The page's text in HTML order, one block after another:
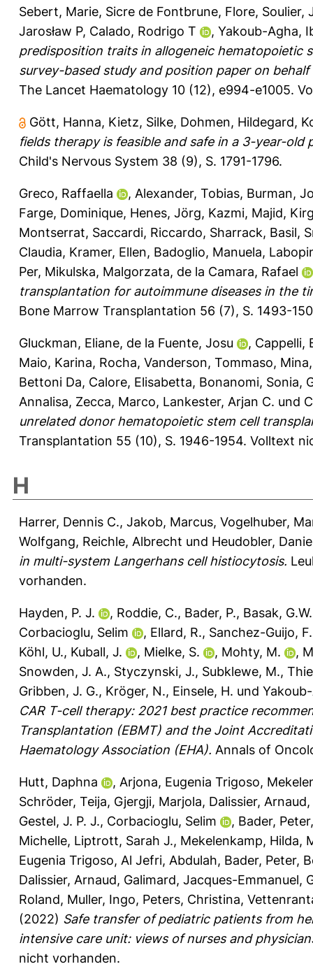
Sebert, Marie, Sicre de Fontbrune, Flore, Soulier,
Jarosław P, Calado, Rodrigo T , Yakoub-Agha,
predisposition traits in allogeneic hematopoietic
survey-based study and position paper on
The Lancet Haematology 10 (12), e994-e1005.
Gött, Hanna, Kietz, Silke, Dohmen, Hildegard,
fields therapy is feasible and safe in a 3-year-
Child's Nervous System 38 (9), S. 1791-1796.
Greco, Raffaella , Alexander, Tobias, Burman,
Farge, Dominique, Henes, Jörg, Kazmi, Majid,
Montserrat, Saccardi, Riccardo, Sharrack, Basil,
Claudia, Kramer, Ellen, Badoglio, Manuela,
Per, Mikulska, Malgorzata, de la Camara, Rafael
transplantation for autoimmune diseases in the
Bone Marrow Transplantation 56 (7), S. 1493-
Gluckman, Eliane, de la Fuente, Josu , Cappelli,
Maio, Karina, Rocha, Vanderson, Tommaso, Mina
Bettoni Da, Calore, Elisabetta, Bonanomi, Sonia,
Annalisa, Zecca, Marco, Lankester, Arjan C. und
unrelated donor hematopoietic stem cell
Transplantation 55 (10), S. 1946-1954. Volltext
H
Harrer, Dennis C., Jakob, Marcus, Vogelhuber,
Wolfgang, Reichle, Albrecht und Heudobler,
in multi-system Langerhans cell histiocytosis.
vorhanden.
Hayden, P. J. , Roddie, C., Bader, P., Basak, G.W.
Corbacioglu, Selim
, Ellard, R., Sanchez-Guijo, F.
Köhl, U., Kuball, J. , Mielke, S. , Mohty, M. ,
Snowden, J. A., Styczynski, J., Subklewe, M.,
Gribben, J. G., Kröger, N., Einsele, H. und
CAR T-cell therapy: 2021 best practice
Transplantation (EBMT) and the Joint
Haematology Association (EHA). Annals of
Hutt, Daphna , Arjona, Eugenia Trigoso,
Schröder, Teija, Gjergji, Marjola, Dalissier, Arnaud,
Gestel, J. P. J., Corbacioglu, Selim , Bader, Peter
Michelle, Liptrott, Sarah J., Mekelenkamp, Hilda,
Eugenia Trigoso, Al Jefri, Abdulah, Bader, Peter,
Dalissier, Arnaud, Galimard, Jacques-Emmanuel,
Roland, Muller, Ingo, Peters, Christina,
(2022) Safe transfer of pediatric patients from
intensive care unit: views of nurses and
nicht vorhanden.